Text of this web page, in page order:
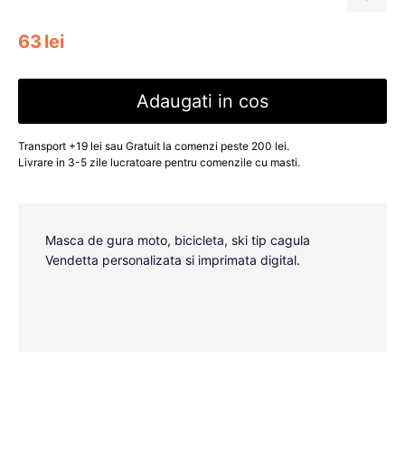
63 lei
Adaugati in cos
Transport +19 lei sau Gratuit la comenzi peste 200 lei.
Livrare in 3-5 zile lucratoare pentru comenzile cu masti.
Masca de gura moto, bicicleta, ski tip cagula
Vendetta personalizata si imprimata digital.